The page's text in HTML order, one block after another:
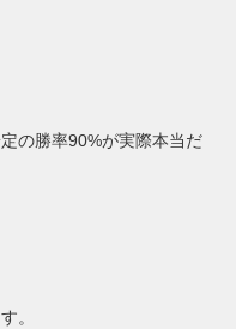
の勝率90%が実際本当だ
。